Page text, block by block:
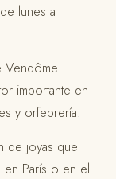
lunes a
importante en
y orfebrería.
de joyas que
en París o en el